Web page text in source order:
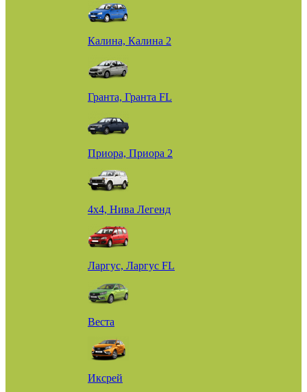
Калина, Калина 2
Гранта, Гранта FL
Приора, Приора 2
4х4, Нива Легенд
Ларгус, Ларгус FL
Веста
Иксрей